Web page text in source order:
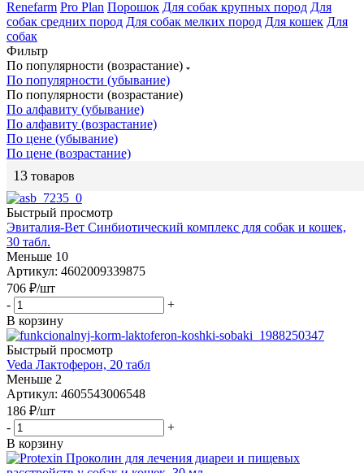
Renefarm Pro Plan Порошок Для собак крупных пород Для
собак средних пород Для собак мелких пород Для кошек Для
собак
Фильтр
По популярности (возрастание)
По популярности (убывание)
По популярности (возрастание)
По алфавиту (убывание)
По алфавиту (возрастание)
По цене (убывание)
По цене (возрастание)
13 товаров
Быстрый просмотр
Эвиталия-Вет Cинбиотический комплекс для собак и кошек,
30 табл.
Меньше 10
Артикул: 4602009339875
706 ₽/шт
-
+
В корзину
Быстрый просмотр
Veda Лактоферон, 20 табл
Меньше 2
Артикул: 4605543006548
186 ₽/шт
-
+
В корзину